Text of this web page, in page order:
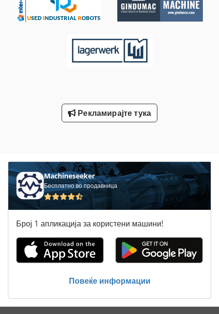
Рекламирајте тука
Machineseeker
Бесплатно во продавница
Број 1 апликација за користени машини!
Повеќе информации